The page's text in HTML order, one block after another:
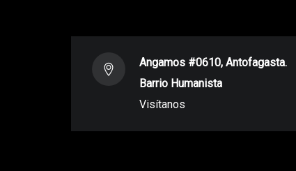
Angamos #0610, Antofagasta.
Barrio Humanista
Visítanos